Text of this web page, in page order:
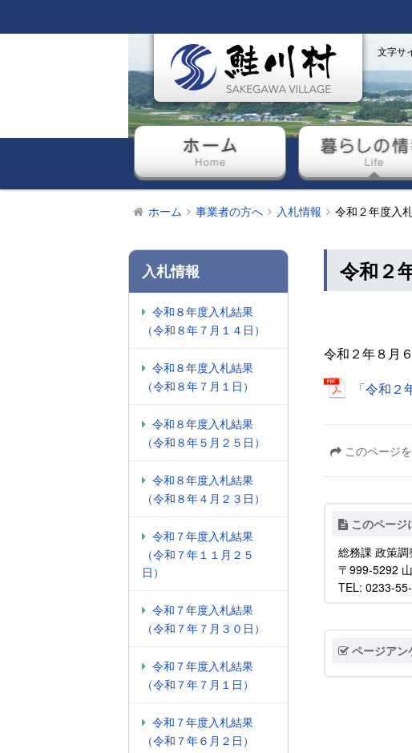
文字サ
ホーム 暮らしの情
ホーム 事業者の方へ 入札情報 令和２年度入
令和２
令和２年８月
「令和
このページ
このページ
総務課 政策調
〒999-5292
TEL: 0233-
ページアン
入札情報
令和８年度入札結果
（令和８年７月１４日）
令和８年度入札結果
（令和８年７月１日）
令和８年度入札結果
（令和８年５月２５日）
令和８年度入札結果
（令和８年４月２３日）
令和７年度入札結果
（令和７年１１月２５
日）
令和７年度入札結果
（令和７年７月３０日）
令和７年度入札結果
（令和７年７月１日）
令和７年度入札結果
（令和７年６月２日）